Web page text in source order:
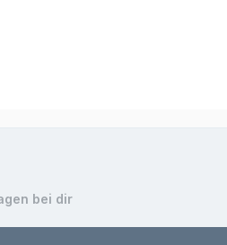
bei dir